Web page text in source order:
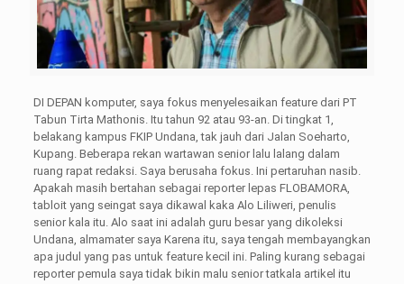
DI DEPAN komputer, saya fokus menyelesaikan feature dari PT
Tabun Tirta Mathonis. Itu tahun 92 atau 93-an. Di tingkat 1,
belakang kampus FKIP Undana, tak jauh dari Jalan Soeharto,
Kupang. Beberapa rekan wartawan senior lalu lalang dalam
ruang rapat redaksi. Saya berusaha fokus. Ini pertaruhan nasib.
Apakah masih bertahan sebagai reporter lepas FLOBAMORA,
tabloit yang seingat saya dikawal kaka Alo Liliweri, penulis
senior kala itu. Alo saat ini adalah guru besar yang dikoleksi
Undana, almamater saya Karena itu, saya tengah membayangkan
apa judul yang pas untuk feature kecil ini. Paling kurang sebagai
reporter pemula saya tidak bikin malu senior tatkala artikel itu